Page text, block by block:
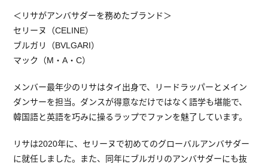
＜リサがアンバサダーを務めたブランド＞
セリーヌ（CELINE）
ブルガリ（BVLGARI）
マック（M・A・C）
メンバー最年少のリサはタイ出身で、リードラッパーとメイン
ダンサーを担当。ダンスが得意なだけではなく語学も堪能で、
韓国語と英語を巧みに操るラップでファンを魅了しています。
リサは2020年に、セリーヌで初めてのグローバルアンバサダー
に就任しました。また、同年にブルガリのアンバサダーにも抜